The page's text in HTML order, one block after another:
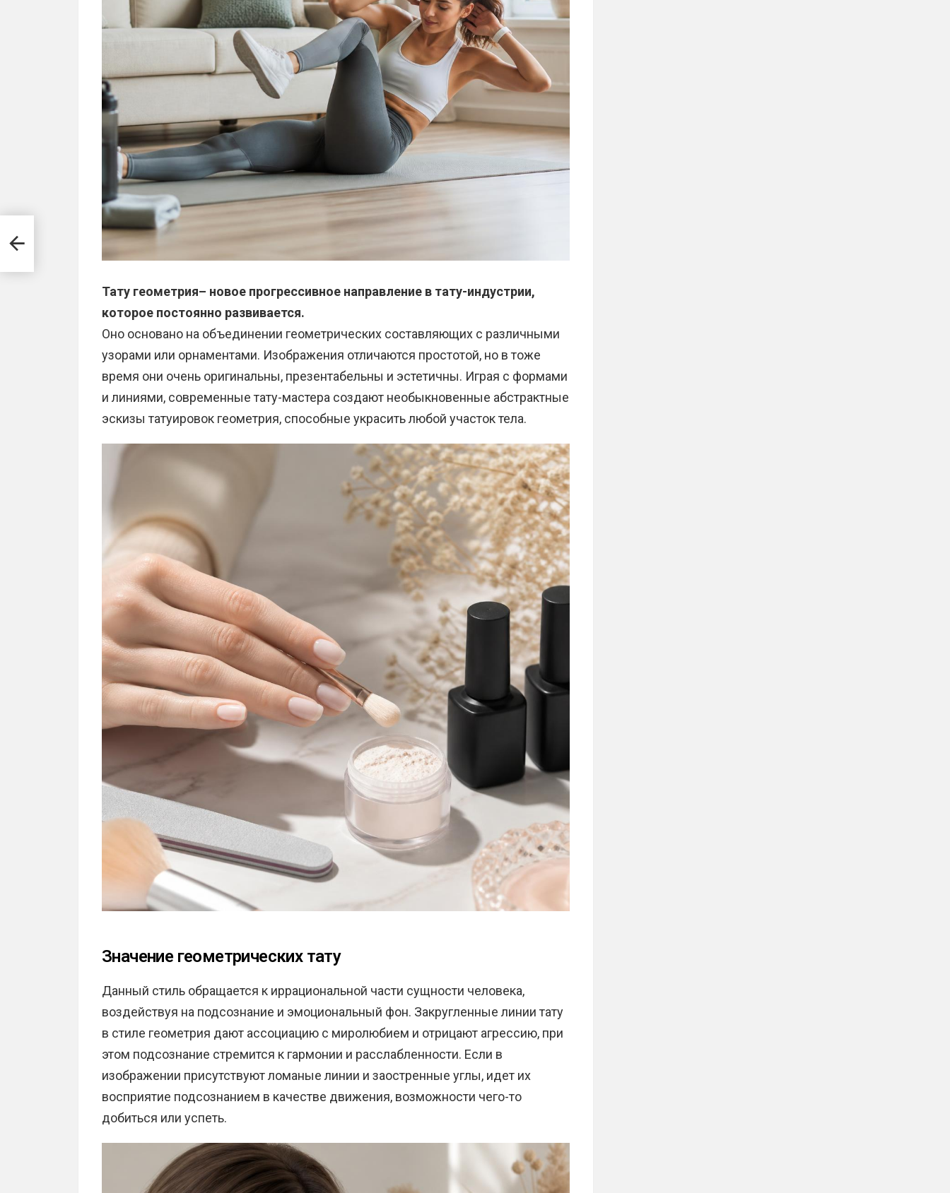
Тату геометрия– новое прогрессивное направление в тату-индустрии,
которое постоянно развивается.
Оно основано на объединении геометрических составляющих с различными
узорами или орнаментами. Изображения отличаются простотой, но в тоже
время они очень оригинальны, презентабельны и эстетичны. Играя с формами
и линиями, современные тату-мастера создают необыкновенные абстрактные
эскизы татуировок геометрия, способные украсить любой участок тела.
Значение геометрических тату
Данный стиль обращается к иррациональной части сущности человека,
воздействуя на подсознание и эмоциональный фон. Закругленные линии тату
в стиле геометрия дают ассоциацию с миролюбием и отрицают агрессию, при
этом подсознание стремится к гармонии и расслабленности. Если в
изображении присутствуют ломаные линии и заостренные углы, идет их
восприятие подсознанием в качестве движения, возможности чего-то
добиться или успеть.